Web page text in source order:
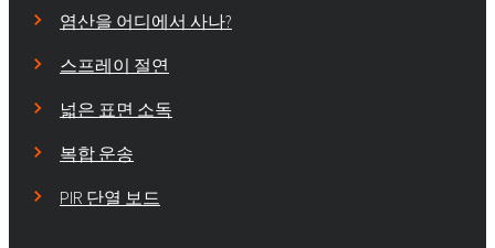
염산을 어디에서 사나?
스프레이 절연
넓은 표면 소독
복합 운송
PIR 단열 보드